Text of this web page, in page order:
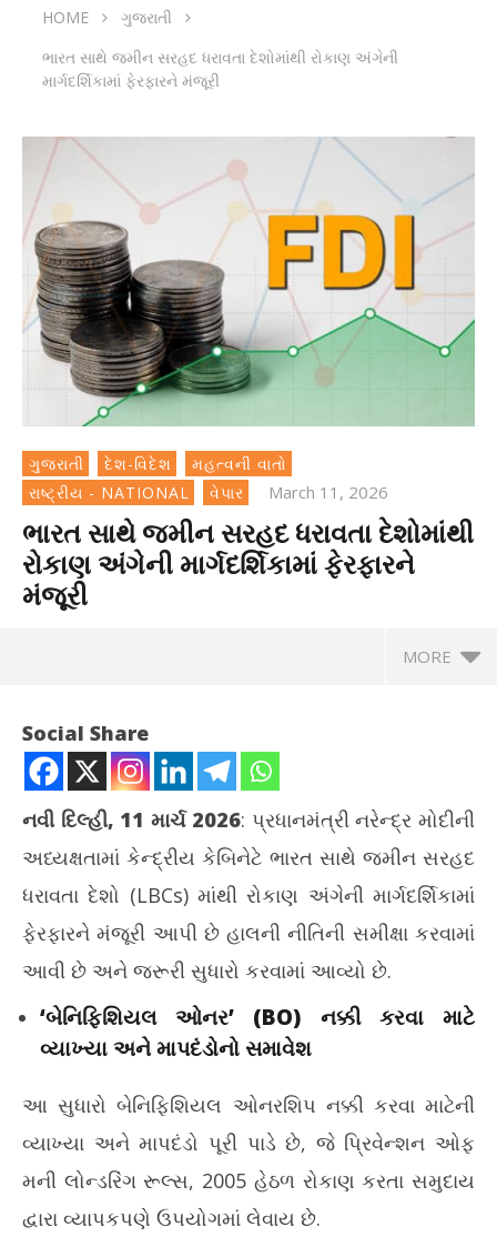
HOME
ગુજરાતી
ભારત સાથે જમીન સરહદ ધરાવતા દેશોમાંથી રોકાણ અંગેની
માર્ગદર્શિકામાં ફેરફારને મંજૂરી
ગુજરાતી દેશ-વિદેશ
મહત્વની વાતો
રાષ્ટ્રીય - NATIONAL
વેપાર March 11, 2026
ભારત સાથે જમીન સરહદ ધરાવતા દેશોમાંથી
રોકાણ અંગેની માર્ગદર્શિકામાં ફેરફારને
મંજૂરી
MORE
NOW VIEWING
ફેરફારને મંજૂરી
March
11,
Social Share
નવી દિલ્હી, 11 માર્ચ 2026: પ્રધાનમંત્રી નરેન્દ્ર મોદીની
અધ્યક્ષતામાં કેન્દ્રીય કેબિનેટે ભારત સાથે જમીન સરહદ
ધરાવતા દેશો (LBCs) માંથી રોકાણ અંગેની માર્ગદર્શિકામાં
ફેરફારને મંજૂરી આપી છે હાલની નીતિની સમીક્ષા કરવામાં
આવી છે અને જરૂરી સુધારો કરવામાં આવ્યો છે.
‘બેનિફિશિયલ ઓનર’ (BO) નક્કી કરવા માટે
વ્યાખ્યા અને માપદંડોનો સમાવેશ
આ સુધારો બેનિફિશિયલ ઓનરશિપ નક્કી કરવા માટેની
વ્યાખ્યા અને માપદંડો પૂરી પાડે છે, જે પ્રિવેન્શન ઓફ
મની લોન્ડરિંગ રૂલ્સ, 2005 હેઠળ રોકાણ કરતા સમુદાય
દ્વારા વ્યાપકપણે ઉપયોગમાં લેવાય છે.